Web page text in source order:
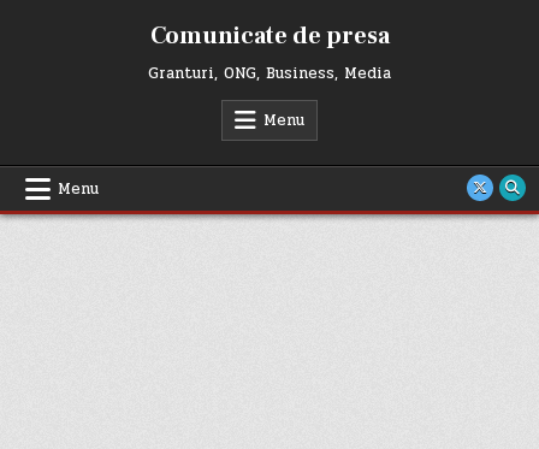
Comunicate de presa
Granturi, ONG, Business, Media
Menu
Menu